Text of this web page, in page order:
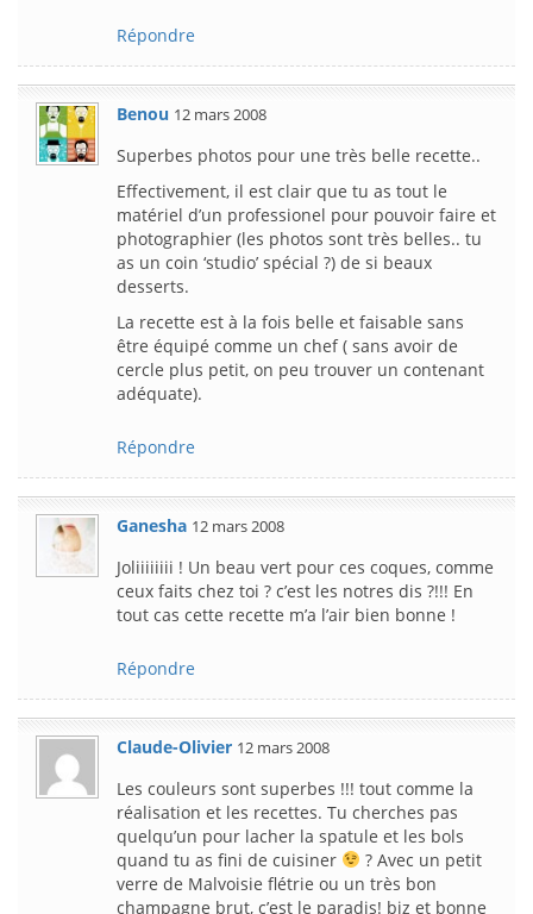
Répondre
Benou 12 mars 2008
Superbes photos pour une très belle recette..
Effectivement, il est clair que tu as tout le
matériel d’un professionel pour pouvoir faire et
photographier (les photos sont très belles.. tu
as un coin ‘studio’ spécial ?) de si beaux
desserts.
La recette est à la fois belle et faisable sans
être équipé comme un chef ( sans avoir de
cercle plus petit, on peu trouver un contenant
adéquate).
Répondre
Ganesha 12 mars 2008
Joliiiiiiii ! Un beau vert pour ces coques, comme
ceux faits chez toi ? c’est les notres dis ?!!! En
tout cas cette recette m’a l’air bien bonne !
Répondre
Claude-Olivier 12 mars 2008
Les couleurs sont superbes !!! tout comme la
réalisation et les recettes. Tu cherches pas
quelqu’un pour lacher la spatule et les bols
quand tu as fini de cuisiner
? Avec un petit
verre de Malvoisie flétrie ou un très bon
champagne brut, c’est le paradis! biz et bonne